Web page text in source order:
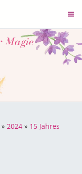
» 2024 » 15 Jahres